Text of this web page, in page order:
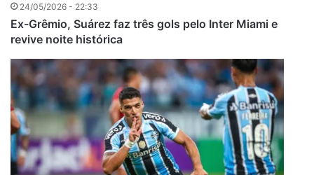
24/05/2026 - 22:33
Ex-Grêmio, Suárez faz três gols pelo Inter Miami e
revive noite histórica